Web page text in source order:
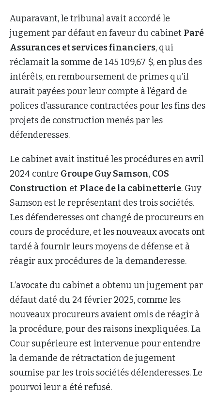
Auparavant, le tribunal avait accordé le
jugement par défaut en faveur du cabinet Paré
Assurances et services financiers, qui
réclamait la somme de 145 109,67 $, en plus des
intérêts, en remboursement de primes qu’il
aurait payées pour leur compte à l’égard de
polices d’assurance contractées pour les fins des
projets de construction menés par les
défenderesses.
Le cabinet avait institué les procédures en avril
2024 contre Groupe Guy Samson, COS
Construction et Place de la cabinetterie. Guy
Samson est le représentant des trois sociétés.
Les défenderesses ont changé de procureurs en
cours de procédure, et les nouveaux avocats ont
tardé à fournir leurs moyens de défense et à
réagir aux procédures de la demanderesse.
L’avocate du cabinet a obtenu un jugement par
défaut daté du 24 février 2025, comme les
nouveaux procureurs avaient omis de réagir à
la procédure, pour des raisons inexpliquées. La
Cour supérieure est intervenue pour entendre
la demande de rétractation de jugement
soumise par les trois sociétés défenderesses. Le
pourvoi leur a été refusé.